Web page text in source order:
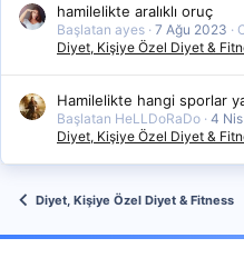
hamilelikte aralıklı oruç
Başlatan ayes 7 Ağu 2023
Diyet, Kişiye Özel Diyet &
Hamilelikte hangi sporlar
Başlatan HeLLDoRaDo 4
Diyet, Kişiye Özel Diyet &
Diyet, Kişiye Özel Diyet & Fitness